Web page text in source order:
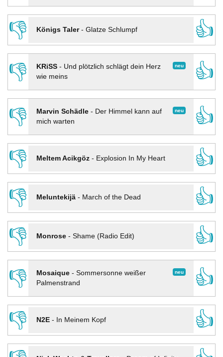
👎
Königs Taler- Glatze Schlumpf
👍
👎
neu
KRiSS- Und plötzlich schlägt dein Herz
wie meins
👍
👎 neu
Marvin Schädle- Der Himmel kann auf
mich warten
👍
👎
Meltem Acikgöz- Explosion In My Heart
👍
👎
Meluntekijä- March of the Dead
👍
👎
Monrose- Shame (Radio Edit)
👍
👎
neu
Mosaique- Sommersonne weißer
Palmenstrand
👍
👎
N2E- In Meinem Kopf
👍